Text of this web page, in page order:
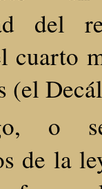
del
cuarto
(el
o
de la